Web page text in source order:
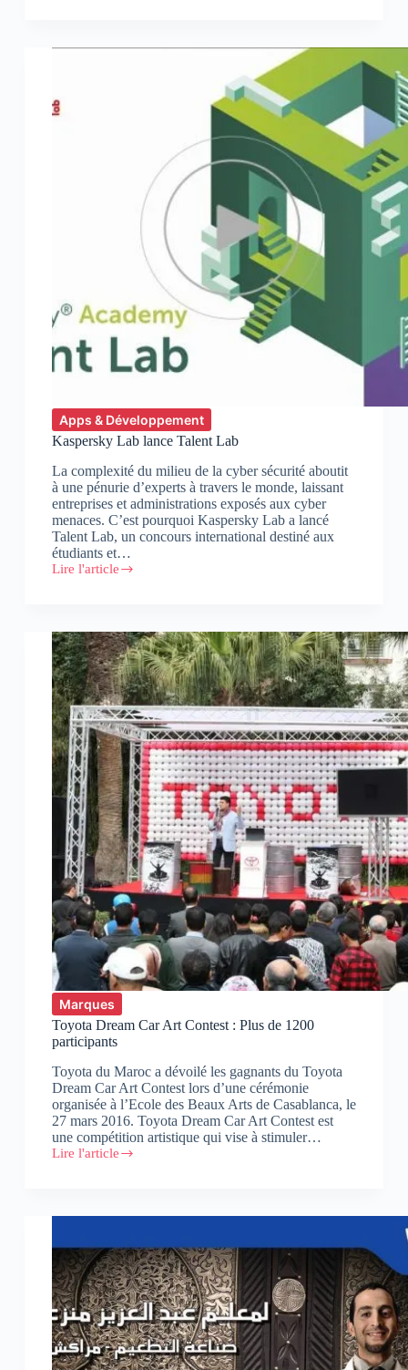
Apps & Développement
Kaspersky Lab lance Talent Lab
La complexité du milieu de la cyber sécurité aboutit
à une pénurie d’experts à travers le monde, laissant
entreprises et administrations exposés aux cyber
menaces. C’est pourquoi Kaspersky Lab a lancé
Talent Lab, un concours international destiné aux
étudiants et…
Lire l'article
Kaspersky
Lab
Marques
Toyota Dream Car Art Contest : Plus de 1200
participants
Toyota du Maroc a dévoilé les gagnants du Toyota
Dream Car Art Contest lors d’une cérémonie
organisée à l’Ecole des Beaux Arts de Casablanca, le
27 mars 2016. Toyota Dream Car Art Contest est
une compétition artistique qui vise à stimuler…
Lire l'article
Toyota
Plus
de
1200
participants